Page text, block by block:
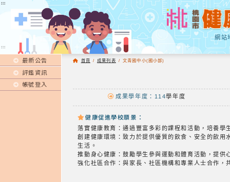
:::
網站
:::
最新公告
評鑑資訊
帳號登入
首頁 / 成果列表 / 文青國中小(國小部)
成果學年度：114學年度
健康促進學校願景：
落實健康教育：通過豐富多彩的課程和活動，培養
創建健康環境：致力於提供優質的飲食、安全的飲
生活。
推動身心健康：鼓勵學生參與運動和體育活動，提
強化社區合作：與家長、社區機構和專業人士合作
:::